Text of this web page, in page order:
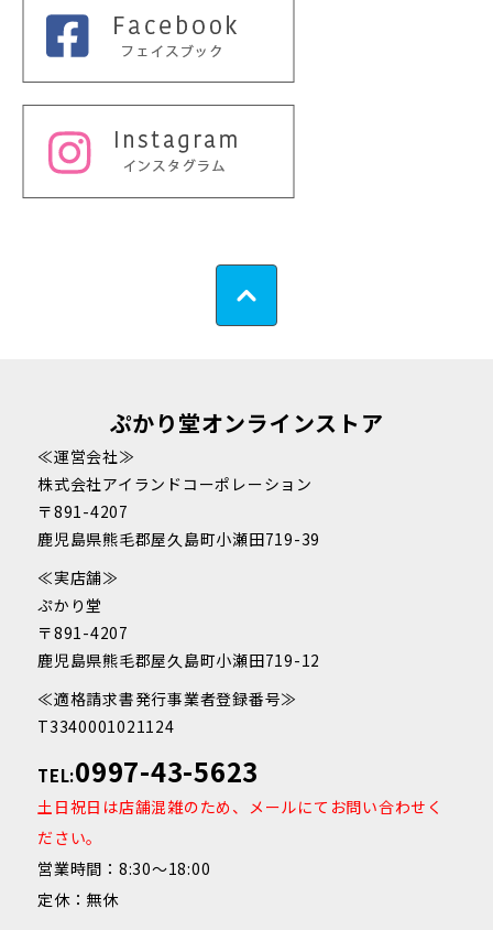
ぷかり堂オンラインストア
≪運営会社≫
株式会社アイランドコーポレーション
〒891-4207
鹿児島県熊毛郡屋久島町小瀬田719-39
≪実店舗≫
ぷかり堂
〒891-4207
鹿児島県熊毛郡屋久島町小瀬田719-12
≪適格請求書発行事業者登録番号≫
T3340001021124
TEL:0997-43-5623
土日祝日は店舗混雑のため、メールにてお問い合わせく
ださい。
営業時間：8:30～18:00
定休：無休